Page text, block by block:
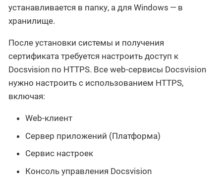
устанавливается в папку, а для Windows — в
хранилище.
После установки системы и получения
сертификата требуется настроить доступ к
Docsvision по HTTPS. Все web-сервисы Docsvision
нужно настроить с использованием HTTPS,
включая:
Web-клиент
Сервер приложений (Платформа)
Сервис настроек
Консоль управления Docsvision